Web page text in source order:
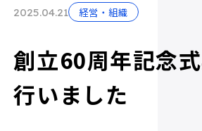
2025.04.21 経営・組織
創立60周年記念
行いました